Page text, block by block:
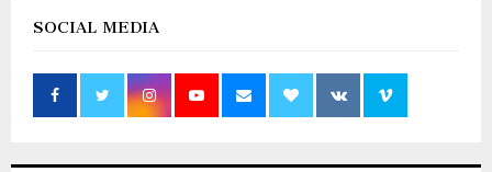
SOCIAL MEDIA